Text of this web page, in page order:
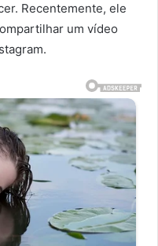
Recentemente, ele
um vídeo